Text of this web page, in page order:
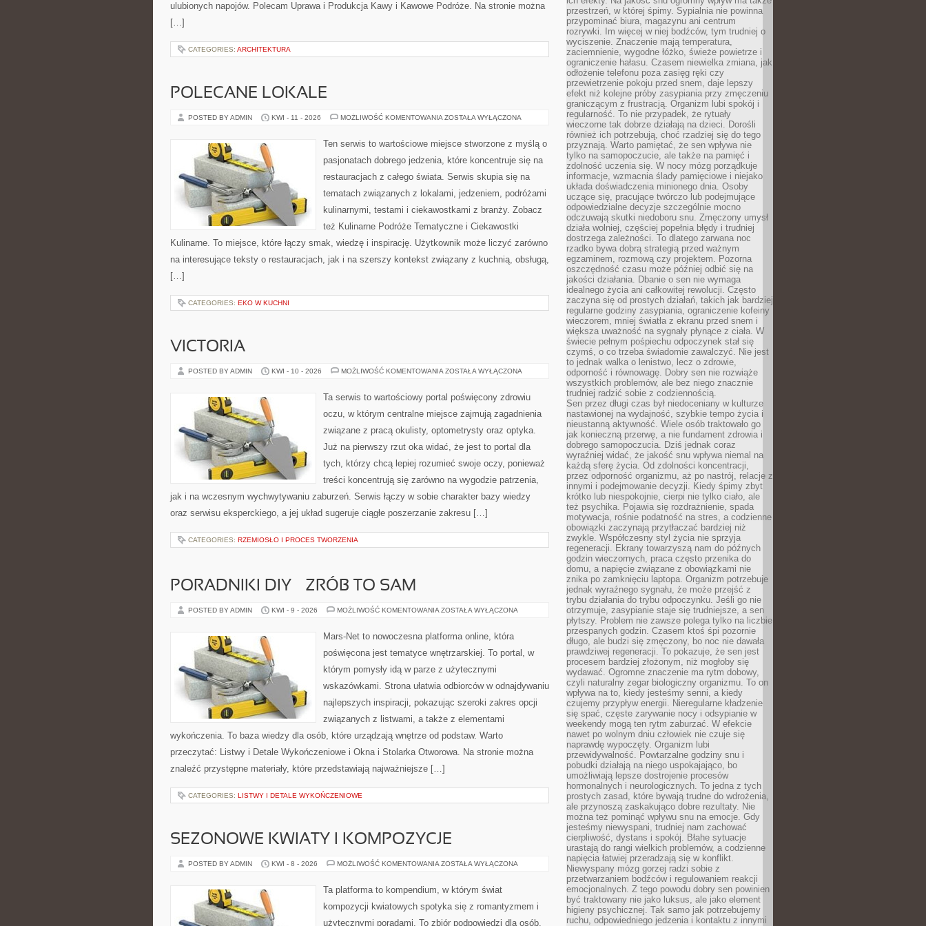
ulubionych napojów. Polecam Uprawa i Produkcja Kawy i Kawowe Podróże. Na stronie można
[…]
CATEGORIES: ARCHITEKTURA
POLECANE LOKALE
POSTED BY ADMIN KWI - 11 - 2026 MOŻLIWOŚĆ KOMENTOWANIA POLECANE
ZOSTAŁA WYŁĄCZONA
Ten serwis to wartościowe miejsce stworzone z myślą o
pasjonatach dobrego jedzenia, które koncentruje się na
restauracjach z całego świata. Serwis skupia się na
tematach związanych z lokalami, jedzeniem, podróżami
kulinarnymi, testami i ciekawostkami z branży. Zobacz
też Kulinarne Podróże Tematyczne i Ciekawostki
Kulinarne. To miejsce, które łączy smak, wiedzę i inspirację. Użytkownik może liczyć zarówno
na interesujące teksty o restauracjach, jak i na szerszy kontekst związany z kuchnią, obsługą,
[…]
CATEGORIES: EKO W KUCHNI
VICTORIA
POSTED BY ADMIN KWI - 10 - 2026 MOŻLIWOŚĆ KOMENTOWANIA VICTORIA
ZOSTAŁA WYŁĄCZONA
Ta serwis to wartościowy portal poświęcony zdrowiu
oczu, w którym centralne miejsce zajmują zagadnienia
związane z pracą okulisty, optometrysty oraz optyka.
Już na pierwszy rzut oka widać, że jest to portal dla
tych, którzy chcą lepiej rozumieć swoje oczy, ponieważ
treści koncentrują się zarówno na wygodzie patrzenia,
jak i na wczesnym wychwytywaniu zaburzeń. Serwis łączy w sobie charakter bazy wiedzy
oraz serwisu eksperckiego, a jej układ sugeruje ciągłe poszerzanie zakresu […]
CATEGORIES: RZEMIOSŁO I PROCES TWORZENIA
PORADNIKI DIY – ZRÓB TO SAM
POSTED BY ADMIN KWI - 9 - 2026 MOŻLIWOŚĆ KOMENTOWANIA PORADNIKI
ZRÓB
TO
ZOSTAŁA WYŁĄCZONA
Mars-Net to nowoczesna platforma online, która
poświęcona jest tematyce wnętrzarskiej. To portal, w
którym pomysły idą w parze z użytecznymi
wskazówkami. Strona ułatwia odbiorców w odnajdywaniu
najlepszych inspiracji, pokazując szeroki zakres opcji
związanych z listwami, a także z elementami
wykończenia. To baza wiedzy dla osób, które urządzają wnętrze od podstaw. Warto
przeczytać: Listwy i Detale Wykończeniowe i Okna i Stolarka Otworowa. Na stronie można
znaleźć przystępne materiały, które przedstawiają najważniejsze […]
CATEGORIES: LISTWY I DETALE WYKOŃCZENIOWE
SEZONOWE KWIATY I KOMPOZYCJE
POSTED BY ADMIN KWI - 8 - 2026 MOŻLIWOŚĆ KOMENTOWANIA SEZONOWE
KOMPOZYCJE
ZOSTAŁA WYŁĄCZONA
Ta platforma to kompendium, w którym świat
kompozycji kwiatowych spotyka się z romantyzmem i
użytecznymi poradami. To zbiór podpowiedzi dla osób,
przestrzeń, w której śpimy. Sypialnia nie powinna
przypominać biura, magazynu ani centrum
rozrywki. Im więcej w niej bodźców, tym trudniej o
wyciszenie. Znaczenie mają temperatura,
zaciemnienie, wygodne łóżko, świeże powietrze i
ograniczenie hałasu. Czasem niewielka zmiana, jak
odłożenie telefonu poza zasięg ręki czy
przewietrzenie pokoju przed snem, daje lepszy
efekt niż kolejne próby zasypiania przy zmęczeniu
graniczącym z frustracją. Organizm lubi spokój i
regularność. To nie przypadek, że rytuały
wieczorne tak dobrze działają na dzieci. Dorośli
również ich potrzebują, choć rzadziej się do tego
przyznają. Warto pamiętać, że sen wpływa nie
tylko na samopoczucie, ale także na pamięć i
zdolność uczenia się. W nocy mózg porządkuje
informacje, wzmacnia ślady pamięciowe i niejako
układa doświadczenia minionego dnia. Osoby
uczące się, pracujące twórczo lub podejmujące
odpowiedzialne decyzje szczególnie mocno
odczuwają skutki niedoboru snu. Zmęczony umysł
działa wolniej, częściej popełnia błędy i trudniej
dostrzega zależności. To dlatego zarwana noc
rzadko bywa dobrą strategią przed ważnym
egzaminem, rozmową czy projektem. Pozorna
oszczędność czasu może później odbić się na
jakości działania. Dbanie o sen nie wymaga
idealnego życia ani całkowitej rewolucji. Często
zaczyna się od prostych działań, takich jak bardziej
regularne godziny zasypiania, ograniczenie kofeiny
wieczorem, mniej światła z ekranu przed snem i
większa uważność na sygnały płynące z ciała. W
świecie pełnym pośpiechu odpoczynek stał się
czymś, o co trzeba świadomie zawalczyć. Nie jest
to jednak walka o lenistwo, lecz o zdrowie,
odporność i równowagę. Dobry sen nie rozwiąże
wszystkich problemów, ale bez niego znacznie
trudniej radzić sobie z codziennością.
Sen przez długi czas był niedoceniany w kulturze
nastawionej na wydajność, szybkie tempo życia i
nieustanną aktywność. Wiele osób traktowało go
jak konieczną przerwę, a nie fundament zdrowia i
dobrego samopoczucia. Dziś jednak coraz
wyraźniej widać, że jakość snu wpływa niemal na
każdą sferę życia. Od zdolności koncentracji,
przez odporność organizmu, aż po nastrój, relacje z
innymi i podejmowanie decyzji. Kiedy śpimy zbyt
krótko lub niespokojnie, cierpi nie tylko ciało, ale
też psychika. Pojawia się rozdrażnienie, spada
motywacja, rośnie podatność na stres, a codzienne
obowiązki zaczynają przytłaczać bardziej niż
zwykle. Współczesny styl życia nie sprzyja
regeneracji. Ekrany towarzyszą nam do późnych
godzin wieczornych, praca często przenika do
domu, a napięcie związane z obowiązkami nie
znika po zamknięciu laptopa. Organizm potrzebuje
jednak wyraźnego sygnału, że może przejść z
trybu działania do trybu odpoczynku. Jeśli go nie
otrzymuje, zasypianie staje się trudniejsze, a sen
płytszy. Problem nie zawsze polega tylko na liczbie
przespanych godzin. Czasem ktoś śpi pozornie
długo, ale budzi się zmęczony, bo noc nie dawała
prawdziwej regeneracji. To pokazuje, że sen jest
procesem bardziej złożonym, niż mogłoby się
wydawać. Ogromne znaczenie ma rytm dobowy,
czyli naturalny zegar biologiczny organizmu. To on
wpływa na to, kiedy jesteśmy senni, a kiedy
czujemy przypływ energii. Nieregularne kładzenie
się spać, częste zarywanie nocy i odsypianie w
weekendy mogą ten rytm zaburzać. W efekcie
nawet po wolnym dniu człowiek nie czuje się
naprawdę wypoczęty. Organizm lubi
przewidywalność. Powtarzalne godziny snu i
pobudki działają na niego uspokajająco, bo
umożliwiają lepsze dostrojenie procesów
hormonalnych i neurologicznych. To jedna z tych
prostych zasad, które bywają trudne do wdrożenia,
ale przynoszą zaskakująco dobre rezultaty. Nie
można też pominąć wpływu snu na emocje. Gdy
jesteśmy niewyspani, trudniej nam zachować
cierpliwość, dystans i spokój. Błahe sytuacje
urastają do rangi wielkich problemów, a codzienne
napięcia łatwiej przeradzają się w konflikt.
Niewyspany mózg gorzej radzi sobie z
przetwarzaniem bodźców i regulowaniem reakcji
emocjonalnych. Z tego powodu dobry sen powinien
być traktowany nie jako luksus, ale jako element
higieny psychicznej. Tak samo jak potrzebujemy
ruchu, odpowiedniego jedzenia i kontaktu z innymi